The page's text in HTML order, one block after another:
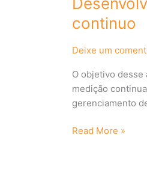
continuo
Deixe um
O objetivo desse
medição
gerenciamento
Read More »